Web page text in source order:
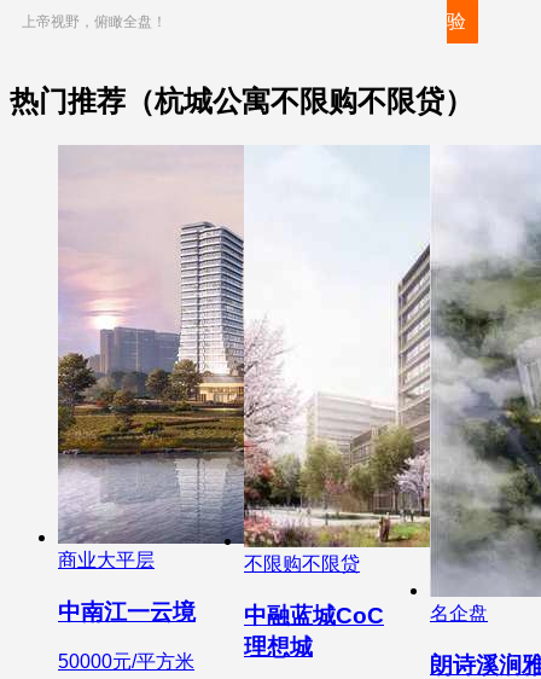
验
上帝视野，俯瞰全盘！
热门推荐（杭城公寓不限购不限贷）
商业大平层
中南江一云境
50000元/平方米
不限购不限贷
中融蓝城CoC
理想城
名企盘
朗诗溪涧